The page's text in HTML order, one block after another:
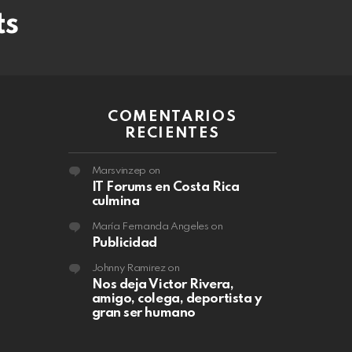
COMENTARIOS
RECIENTES
Marsvinzep on
IT Forums en Costa Rica
culmina
María Fernanda Angeles on
Publicidad
Johnny Ramirezon
Nos deja Victor Rivera,
amigo, colega, deportista y
gran ser humano